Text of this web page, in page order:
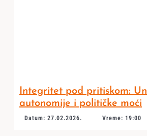
Integritet pod pritiskom:
autonomije i političke moći
Datum: 27.02.2026. Vreme: 19:00